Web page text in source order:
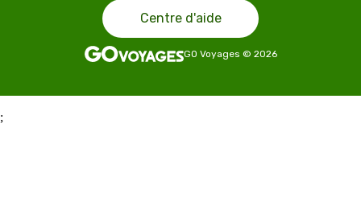
Centre d'aide
GO Voyages © 2026
;